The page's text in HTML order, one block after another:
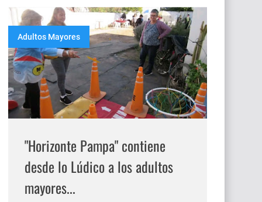
Adultos Mayores
"Horizonte Pampa" contiene
desde lo Lúdico a los adultos
mayores...